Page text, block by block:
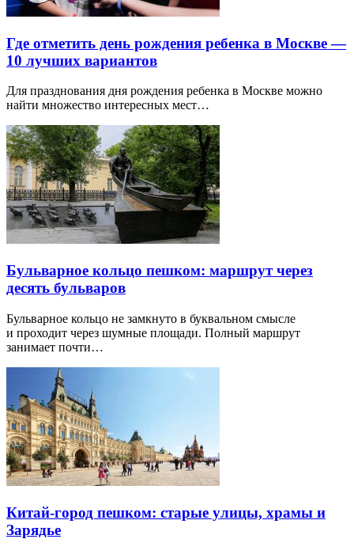
Где отметить день рождения ребенка в Москве —
10 лучших вариантов
Для празднования дня рождения ребенка в Москве можно
найти множество интересных мест…
Бульварное кольцо пешком: маршрут через
десять бульваров
Бульварное кольцо не замкнуто в буквальном смысле
и проходит через шумные площади. Полный маршрут
занимает почти…
Китай-город пешком: старые улицы, храмы и
Зарядье